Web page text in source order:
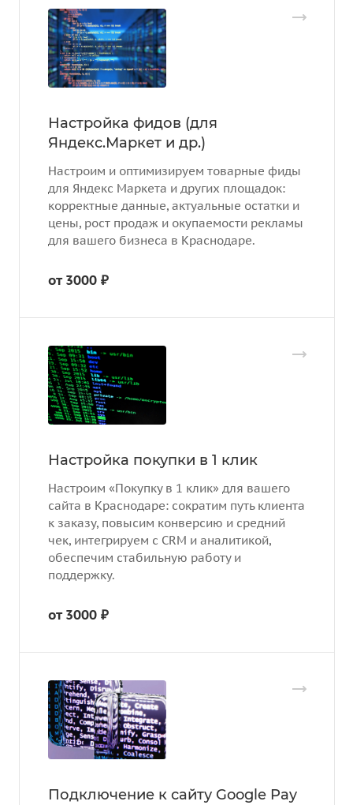
Настройка фидов (для
Яндекс.Маркет и др.)
Настроим и оптимизируем товарные фиды
для Яндекс Маркета и других площадок:
корректные данные, актуальные остатки и
цены, рост продаж и окупаемости рекламы
для вашего бизнеса в Краснодаре.
от 3000 ₽
Настройка покупки в 1 клик
Настроим «Покупку в 1 клик» для вашего
сайта в Краснодаре: сократим путь клиента
к заказу, повысим конверсию и средний
чек, интегрируем с CRM и аналитикой,
обеспечим стабильную работу и
поддержку.
от 3000 ₽
Подключение к сайту Google Pay